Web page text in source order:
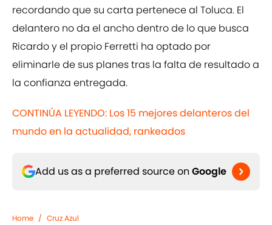
recordando que su carta pertenece al Toluca. El
delantero no da el ancho dentro de lo que busca
Ricardo y el propio Ferretti ha optado por
eliminarle de sus planes tras la falta de resultado a
la confianza entregada.
CONTINÚA LEYENDO: Los 15 mejores delanteros del
mundo en la actualidad, rankeados
Add us as a preferred source on Google
Home / Cruz Azul